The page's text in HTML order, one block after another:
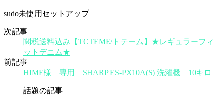
sudo未使用セットアップ
次記事
関税送料込み【TOTEME/トテーム】★レギュラーフィ
ットデニム★
前記事
HIME様 専用 SHARP ES-PX10A(S) 洗濯機 10キロ
話題の記事